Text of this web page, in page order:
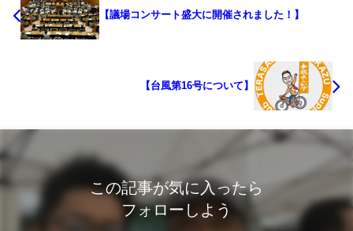
【議場コンサート盛大に開催されました！】
【台風第16号について】
この記事が気に入ったら
フォローしよう